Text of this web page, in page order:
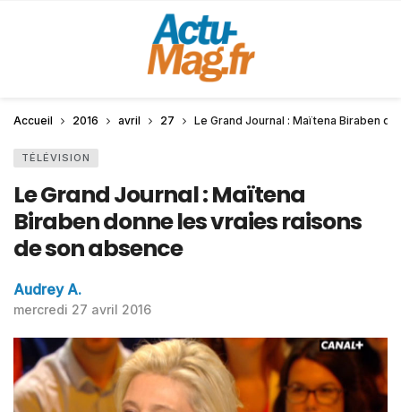
Accueil 2016 avril 27 Le Grand Journal : Maïtena Biraben
TÉLÉVISION
Le Grand Journal : Maïtena
Biraben donne les vraies raisons
de son absence
Audrey A.
mercredi 27 avril 2016